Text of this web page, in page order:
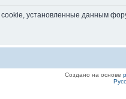
cookie, установленные данным
Создано на основе